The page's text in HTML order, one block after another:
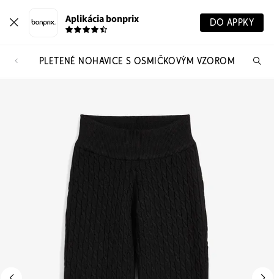
Aplikácia bonprix DO APPKY
PLETENÉ NOHAVICE S OSMIČKOVÝM VZOROM